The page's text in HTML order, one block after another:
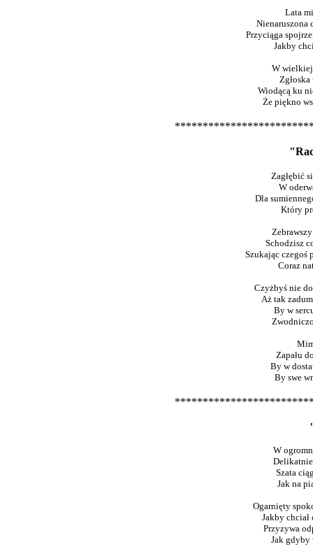
Lata
Nienaruszona
Przyciąga
Jakby
W wielkiej
Zgłoska
Wiodącą ku
Że piękno
Zagłębić
W
Dla
Który
Schodzisz
Szukając czegoś
Coraz
Czyżbyś nie
Aż tak
By w
Zapału
By w
By swe
W
Delikatnie
Szata
Jak na
Ogarnięty
Jakby
Przyzywa
Jak gdyby